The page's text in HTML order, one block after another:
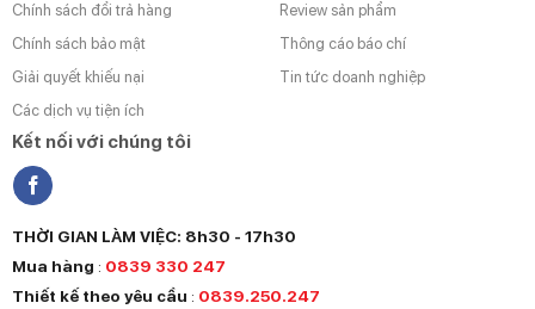
Chính sách đổi trả hàng
Chính sách bảo mật
Giải quyết khiếu nại
Các dịch vụ tiện ích
Review sản phẩm
Thông cáo báo chí
Tin tức doanh nghiệp
Kết nối với chúng tôi
THỜI GIAN LÀM VIỆC: 8h30 - 17h30
Mua hàng : 0839 330 247
Thiết kế theo yêu cầu : 0839.250.247